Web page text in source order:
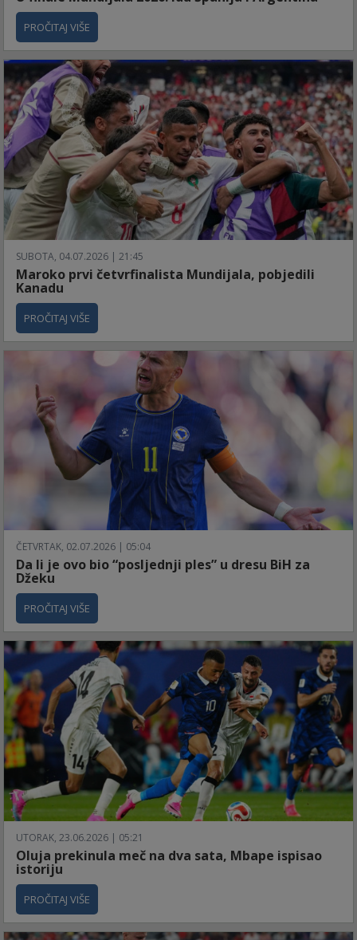
PROČITAJ VIŠE
SUBOTA, 04.07.2026 | 21:45
Maroko prvi četvrfinalista Mundijala, pobjedili
Kanadu
PROČITAJ VIŠE
ČETVRTAK, 02.07.2026 | 05:04
Da li je ovo bio “posljednji ples” u dresu BiH za
Džeku
PROČITAJ VIŠE
UTORAK, 23.06.2026 | 05:21
Oluja prekinula meč na dva sata, Mbape ispisao
istoriju
PROČITAJ VIŠE